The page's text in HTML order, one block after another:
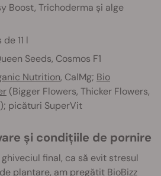
Boost, Trichoderma și alge
11 l
Seeds, Cosmos F1
Nutrition, CalMg; Bio
(Bigger Flowers, Thicker Flowers,
picături SuperVit
și condițiile de pornire
final, ca să evit stresul
plantare, am pregătit BioBizz